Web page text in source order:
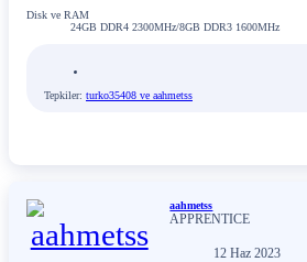
Disk ve RAM
24GB DDR4 2300MHz/8GB DDR3 1600MHz
Tepkiler: turko35408 ve aahmetss
aahmetss
APPRENTICE
12 Haz 2023